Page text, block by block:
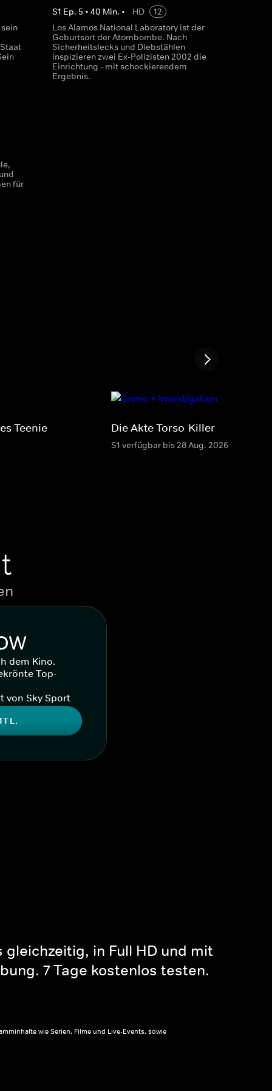
S1 Ep. 5 • 40 Min. • HD
12
Los Alamos National Laboratory ist der
Geburtsort der Atombombe. Nach
Sicherheitslecks und Diebstählen
inspizieren zwei Ex-Polizisten 2002 die
Einrichtung - mit schockierendem
Ergebnis.
für
Teenie-
Die Akte Torso-Killer
S1 verfügbar bis 28 Aug. 2026
dem Kino.
Top-
von Sky Sport
in Full HD und mit
7 Tage kostenlos testen.
wie Serien, Filme und Live-Events, sowie